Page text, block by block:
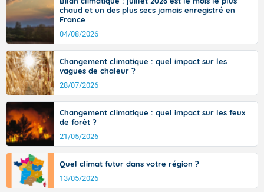
Températures maximales : 27 degrés.
Vent d'Ouest faible à modéré.
Pour lundi matin.
Beau temps ensoleillé.
Températures minimales : 19 degrés.
Petit vent d'Ouest généralement faible.
Pour lundi après-midi.
Temps largement ensoleillé.
Températures maximales : 30 degrés.
ouest, dans un secteur qui part du Roussillon à la vallée de l’Aude et à
l’ouest de l’Hérault. L’étymologie de ce vent vient du latin trasmontanus,
signifiant au-delà des monts, en allusion aux régions montagneuses
d’où provient ce vent.
chaud et un des plus secs jamais enregistré en
France
04/08/2026
Changement climatique : quel impact sur les
vagues de chaleur ?
28/07/2026
Changement climatique : quel impact sur les feux
de forêt ?
21/05/2026
Quel climat futur dans votre région ?
13/05/2026